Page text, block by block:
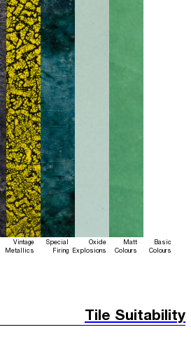
Basic
Colours
Matt
Colours
Oxide
Explosions
Special
Firing
Vintage
Metallics
Tile Suitability